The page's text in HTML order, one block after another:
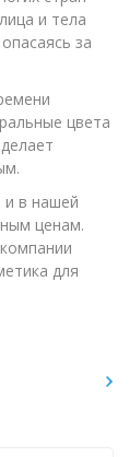
и тела
за
цвета
и в нашей
ценам.
для